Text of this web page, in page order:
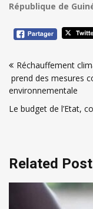
République de
de
l’article
Réchauffement
prend des mesures
environnementale
Le budget de l’Etat,
Related